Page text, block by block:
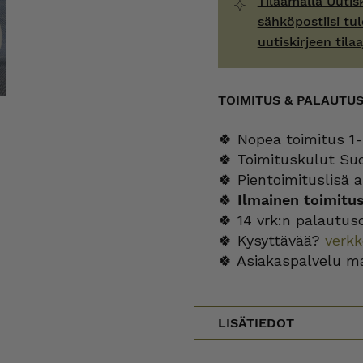
sähköpostiisi
uutiskirjeen
TOIMITUS & PALAUTUS
🍀 Nopea toimitus
🍀 Toimituskulut
🍀 Pientoimituslisä
🍀 Ilmainen
🍀 14 vrk:n
🍀 Kysyttävää?
🍀 Asiakaspalvelu
LISÄTIEDOT